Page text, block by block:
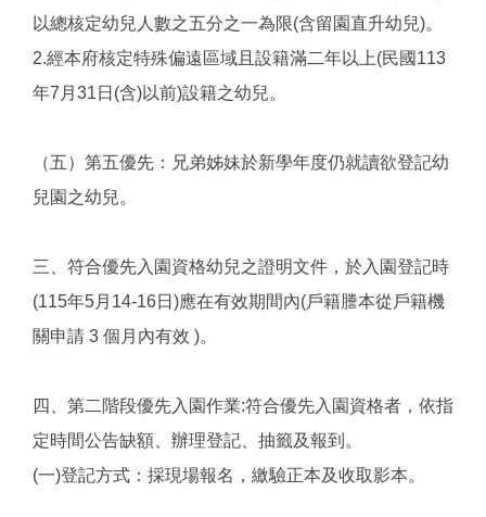
以總核定幼兒人數之五分之一為限(含留園直升幼兒)。
2.經本府核定特殊偏遠區域且設籍滿二年以上(民國113
年7月31日(含)以前)設籍之幼兒。
（五）第五優先：兄弟姊妹於新學年度仍就讀欲登記幼
兒園之幼兒。
三、符合優先入園資格幼兒之證明文件，於入園登記時
(115年5月14-16日)應在有效期間內(戶籍謄本從戶籍機
關申請 3 個月內有效 )。
四、第二階段優先入園作業:符合優先入園資格者，依指
定時間公告缺額、辦理登記、抽籤及報到。
(一)登記方式：採現場報名，繳驗正本及收取影本。